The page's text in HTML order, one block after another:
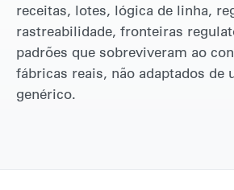
receitas, lotes, lógica de linha,
rastreabilidade, fronteiras
padrões que sobreviveram ao
fábricas reais, não adaptados de
genérico.